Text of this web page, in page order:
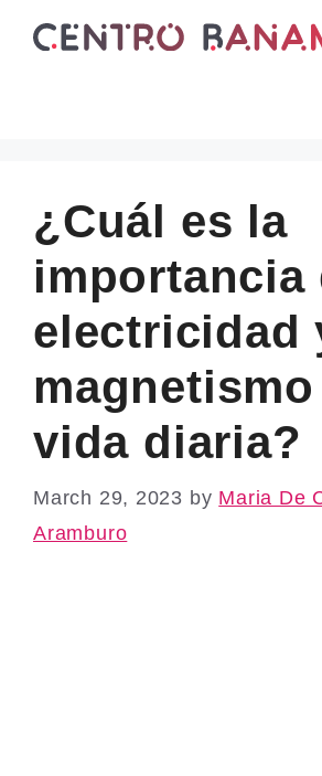
¿Cuál es la
importancia
electricidad
vida diaria?
March 29, 2023 by Maria De
Aramburo